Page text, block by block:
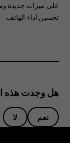
الهواتف
الهواتف
على ميزات جديدة
تحسين أداء الهاتف.
هل وجدت هذه
نعم لا